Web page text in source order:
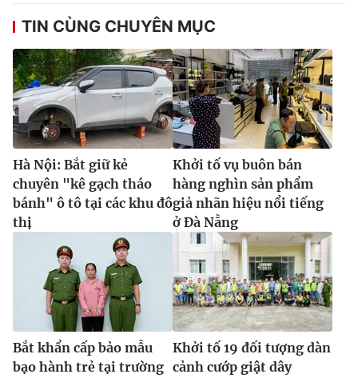
TIN CÙNG CHUYÊN MỤC
Hà Nội: Bắt giữ kẻ
chuyên "kê gạch tháo
bánh" ô tô tại các khu đô
thị
Khởi tố vụ buôn bán
hàng nghìn sản phẩm
giả nhãn hiệu nổi tiếng
ở Đà Nẵng
Bắt khẩn cấp bảo mẫu
bạo hành trẻ tại trường
Khởi tố 19 đối tượng dàn
cảnh cướp giật dây